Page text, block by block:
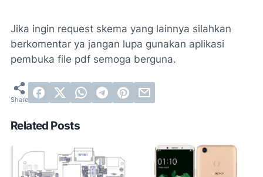
Jika ingin request skema yang lainnya silahkan
berkomentar ya jangan lupa gunakan aplikasi
pembuka file pdf semoga berguna.
Related Posts